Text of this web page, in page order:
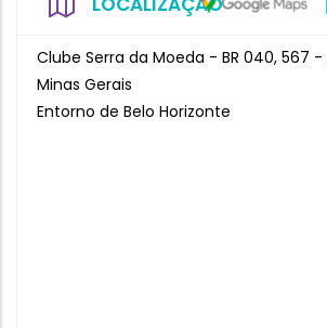
Clube Serra da Moeda - BR 040, 567 -
Minas Gerais
Entorno de Belo Horizonte